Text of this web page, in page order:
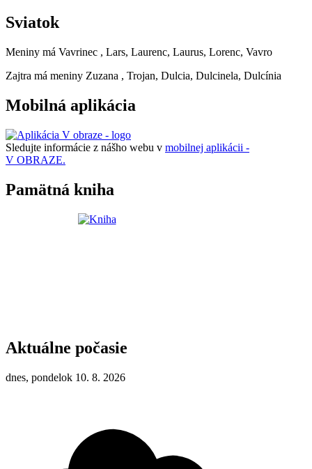
Sviatok
Meniny má Vavrinec , Lars, Laurenc, Laurus, Lorenc, Vavro
Zajtra má meniny Zuzana , Trojan, Dulcia, Dulcinela, Dulcínia
Mobilná aplikácia
Sledujte informácie z nášho webu v mobilnej aplikácii -
V OBRAZE.
Pamätná kniha
Aktuálne počasie
dnes, pondelok 10. 8. 2026